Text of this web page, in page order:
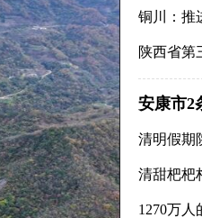
铜川：推
陕西省
安康市2
清明假期
清甜杷杷
1270万